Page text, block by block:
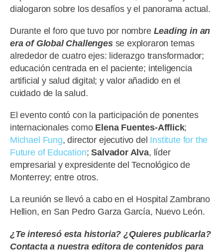
dialogaron sobre los desafíos y el panorama actual.
Durante el foro que tuvo por nombre Leading in an
era of Global Challengesse exploraron temas
alrededor de cuatro ejes: liderazgo transformador;
educación centrada en el paciente; inteligencia
artificial y salud digital; y valor añadido en el
cuidado de la salud.
El evento contó con la participación de ponentes
internacionales como Elena Fuentes-Afflick;
Michael Fung, director ejecutivo del Institute for the
Future of Education;Salvador Alva, líder
empresarial y expresidente del Tecnológico de
Monterrey; entre otros.
La reunión se llevó a cabo en el Hospital Zambrano
Hellion, en San Pedro Garza García, Nuevo León.
¿Te interesó esta historia? ¿Quieres publicarla?
Contacta a nuestra editora de contenidos para